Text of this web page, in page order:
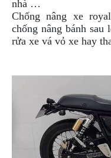
PHỤ
KIỆN
MOTOWOLF
PHƯỢT
nhà …
Chống nâng xe
chống nâng bánh
rửa xe vá vỏ xe hay